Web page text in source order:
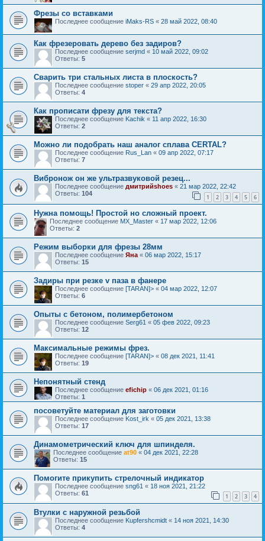
Фрезы со вставками
Последнее сообщение iMaks-RS « 28 май 2022, 08:40
Как фрезеровать дерево без задиров?
Последнее сообщение serjmd « 10 май 2022, 09:02
Ответы: 5
Сварить три стальных листа в плоскость?
Последнее сообщение stoper « 29 апр 2022, 20:05
Ответы: 4
Как прописати фрезу для текста?
Последнее сообщение Kachik « 11 апр 2022, 16:30
Ответы: 2
Можно ли подобрать наш аналог сплава CERTAL?
Последнее сообщение Rus_Lan « 09 апр 2022, 07:17
Ответы: 7
Вибронож он же ультразвуковой резец...
Последнее сообщение дмитрийshoes « 21 мар 2022, 22:42
Ответы: 104 1 2 3 4 5 6
Нужна помощь! Простой но сложный проект.
Последнее сообщение MX_Master « 17 мар 2022, 12:06
Ответы: 2
Режим выборки для фрезы 28мм
Последнее сообщение Яна « 06 мар 2022, 15:17
Ответы: 15
Задиры при резке v паза в фанере
Последнее сообщение [TARAN]> « 04 мар 2022, 12:07
Ответы: 6
Опыты с бетоном, полимербетоном
Последнее сообщение Serg61 « 05 фев 2022, 09:23
Ответы: 12
Максимальные режимы фрез.
Последнее сообщение [TARAN]> « 08 дек 2021, 11:41
Ответы: 19
Непонятный стенд
Последнее сообщение efichip « 06 дек 2021, 01:16
Ответы: 1
посоветуйте материал для заготовки
Последнее сообщение Kost_irk « 05 дек 2021, 13:38
Ответы: 17
Динамометрический ключ для шпинделя.
Последнее сообщение at90 « 04 дек 2021, 22:28
Ответы: 15
Помогите прикупить стрелочный индикатор
Последнее сообщение sng61 « 18 ноя 2021, 21:22
Ответы: 61 1 2 3 4
Втулки с наружной резьбой
Последнее сообщение Kupfershcmidt « 14 ноя 2021, 14:30
Ответы: 4